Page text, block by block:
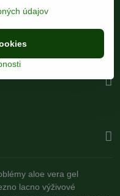
aloe vera gel
lacno výživové
údajov